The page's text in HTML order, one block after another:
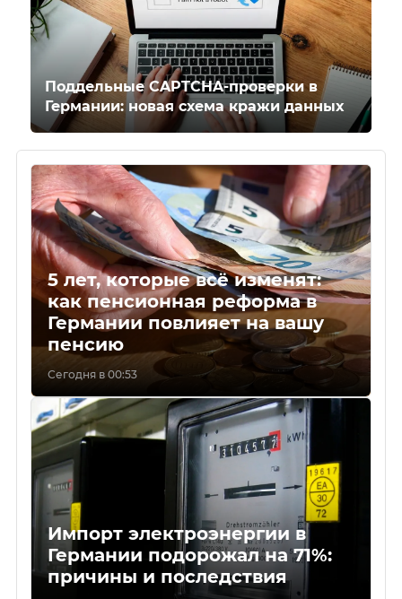
Поддельные CAPTCHA-проверки в
Германии: новая схема кражи данных
5 лет, которые всё изменят:
как пенсионная реформа в
Германии повлияет на вашу
пенсию
Сегодня в 00:53
Импорт электроэнергии в
Германии подорожал на 71%:
причины и последствия